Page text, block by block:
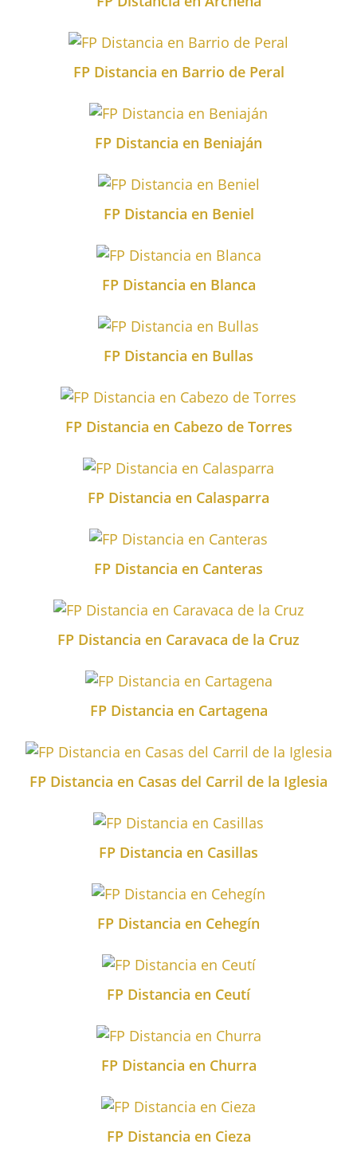
FP Distancia en Barrio de Peral
FP Distancia en Beniaján
FP Distancia en Beniel
FP Distancia en Blanca
FP Distancia en Bullas
FP Distancia en Cabezo de Torres
FP Distancia en Calasparra
FP Distancia en Canteras
FP Distancia en Caravaca de la Cruz
FP Distancia en Cartagena
FP Distancia en Casas del Carril de la Iglesia
FP Distancia en Casillas
FP Distancia en Cehegín
FP Distancia en Ceutí
FP Distancia en Churra
FP Distancia en Cieza